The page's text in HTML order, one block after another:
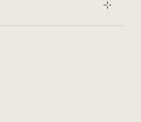
アイテム
うに心地いいリンネル旅ガイ
の店、喫茶訪問日記
プ通信
間占い
ト